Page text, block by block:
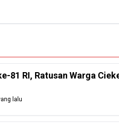
81 RI, Ratusan Warga
lalu